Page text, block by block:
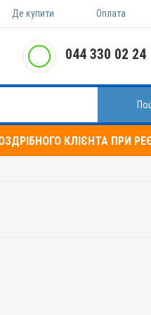
Де купити Оплата
044 330 02 24
КЛІЄНТА ПРИ